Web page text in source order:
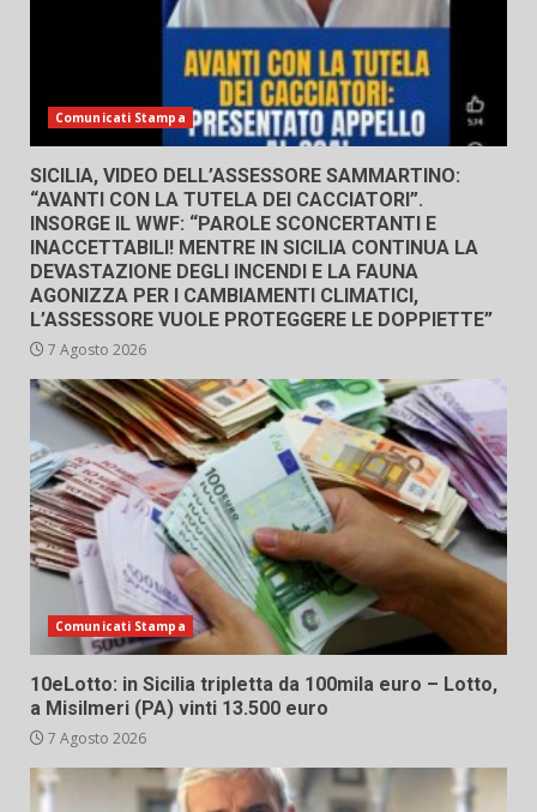
Comunicati Stampa
SICILIA, VIDEO DELL’ASSESSORE SAMMARTINO:
“AVANTI CON LA TUTELA DEI CACCIATORI”.
INSORGE IL WWF: “PAROLE SCONCERTANTI E
INACCETTABILI! MENTRE IN SICILIA CONTINUA LA
DEVASTAZIONE DEGLI INCENDI E LA FAUNA
AGONIZZA PER I CAMBIAMENTI CLIMATICI,
L’ASSESSORE VUOLE PROTEGGERE LE DOPPIETTE”
7 Agosto 2026
Comunicati Stampa
10eLotto: in Sicilia tripletta da 100mila euro – Lotto,
a Misilmeri (PA) vinti 13.500 euro
7 Agosto 2026